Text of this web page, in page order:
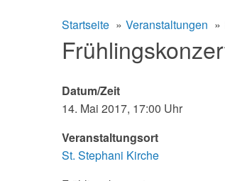
Startseite Veranstaltungen
Datum/Zeit
14. Mai 2017, 17:00 Uhr
Veranstaltungsort
St. Stephani Kirche